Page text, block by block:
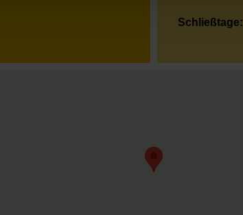
Schließtage: